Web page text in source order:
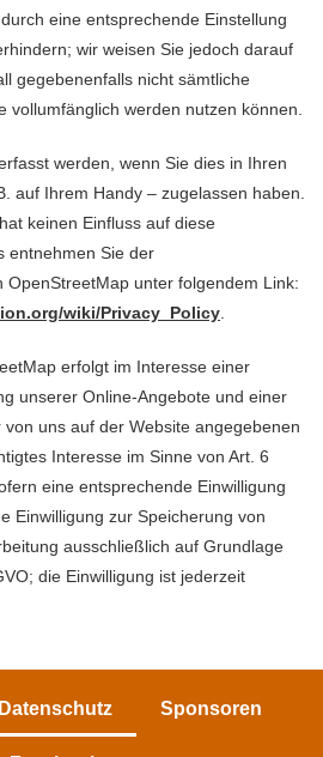
eine entsprechende Einstellung
wir weisen Sie jedoch darauf
gegebenenfalls nicht sämtliche
vollumfänglich werden nutzen können.
werden, wenn Sie dies in Ihren
auf Ihrem Handy – zugelassen haben.
keinen Einfluss auf diese
entnehmen Sie der
OpenStreetMap unter folgendem Link:
wiki/Privacy_Policy
erfolgt im Interesse einer
unserer Online-Angebote und einer
uns auf der Website angegebenen
Interesse im Sinne von Art. 6
eine entsprechende Einwilligung
Einwilligung zur Speicherung von
ausschließlich auf Grundlage
die Einwilligung ist jederzeit
Datenschutz Sponsoren